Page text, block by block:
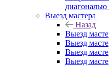
диагональю
Выезд мастера
Назад
Выезд
Выезд
Выезд
Выезд